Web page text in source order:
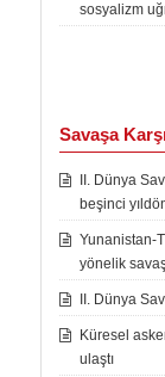
sosyalizm
Savaşa
II. Dünya
beşinci
Yunanistan-
yönelik
II. Dünya
Küresel
ulaştı